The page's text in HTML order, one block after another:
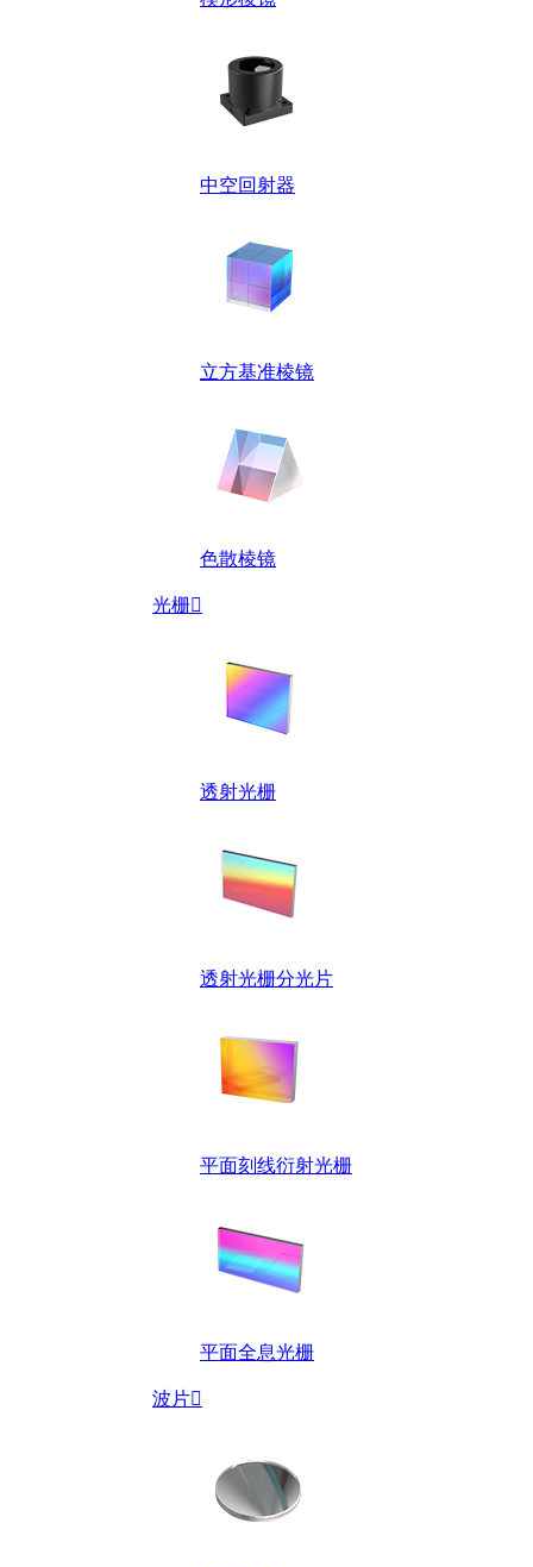
中空回射器
立方基准棱镜
色散棱镜
光栅
透射光栅
透射光栅分光片
平面刻线衍射光栅
平面全息光栅
波片